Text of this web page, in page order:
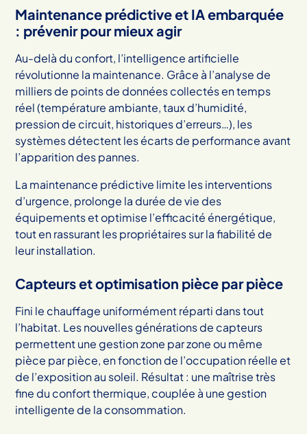
Maintenance prédictive et IA embarquée
: prévenir pour mieux agir
Au-delà du confort, l’intelligence artificielle
révolutionne la maintenance. Grâce à l’analyse de
milliers de points de données collectés en temps
réel (température ambiante, taux d’humidité,
pression de circuit, historiques d’erreurs…), les
systèmes détectent les écarts de performance avant
l’apparition des pannes.
La maintenance prédictive limite les interventions
d’urgence, prolonge la durée de vie des
équipements et optimise l’efficacité énergétique,
tout en rassurant les propriétaires sur la fiabilité de
leur installation.
Capteurs et optimisation pièce par pièce
Fini le chauffage uniformément réparti dans tout
l’habitat. Les nouvelles générations de capteurs
permettent une gestion zone par zone ou même
pièce par pièce, en fonction de l’occupation réelle et
de l’exposition au soleil. Résultat : une maîtrise très
fine du confort thermique, couplée à une gestion
intelligente de la consommation.